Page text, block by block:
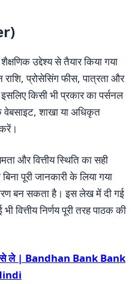
उद्देश्य से तैयार किया गया
प्रोसेसिंग फीस, पात्रता और
किसी भी प्रकार का पर्सनल
शाखा या अधिकृत
और वित्तीय स्थिति का सही
पूरी जानकारी के लिया गया
बन सकता है। इस लेख में दी गई
वित्तीय निर्णय पूरी तरह पाठक की
ले | Bandhan Bank Bank